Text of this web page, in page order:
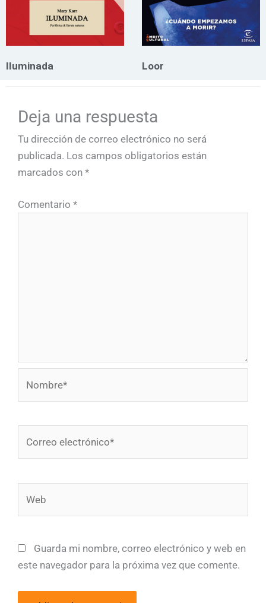
Iluminada Loor
Deja una respuesta
Tu dirección de correo electrónico no será
publicada. Los campos obligatorios están
marcados con *
Comentario *
Guarda mi nombre, correo electrónico y web en
este navegador para la próxima vez que comente.